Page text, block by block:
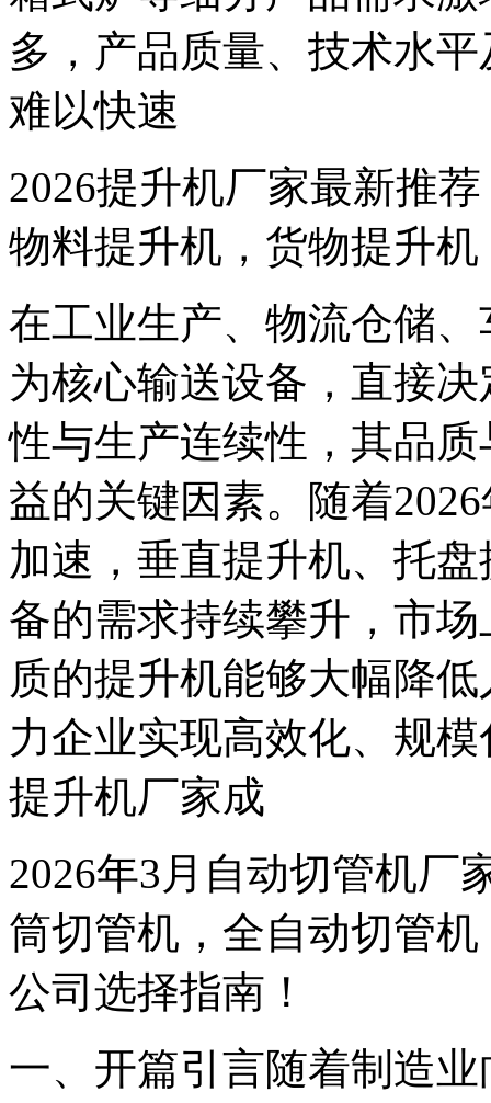
多，产品质量、技术水
难以快速
2026提升机厂家最新推
物料提升机，货物提升
在工业生产、物流仓储
为核心输送设备，直接
性与生产连续性，其品
益的关键因素。随着
加速，垂直提升机、托
备的需求持续攀升，市
质的提升机能够大幅降
力企业实现高效化、规
提升机厂家成
2026年3月自动切管机厂
筒切管机，全自动切管
公司选择指南！
一、开篇引言随着制造